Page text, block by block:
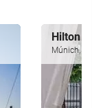
Hilton
Múnich,